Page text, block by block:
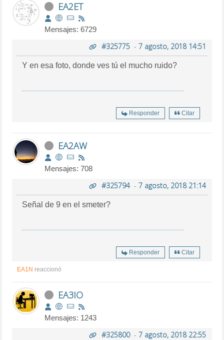
EA2ET
Mensajes: 6729
#325775- 7 agosto, 2018 14:51
Y en esa foto, donde ves tú el mucho ruido?
Responder Citar
EA2AW
Mensajes: 708
#325794- 7 agosto, 2018 21:14
Señal de 9 en el smeter?
Responder Citar
EA1N reaccionó
EA3IO
Mensajes: 1243
#325800- 7 agosto, 2018 22:55